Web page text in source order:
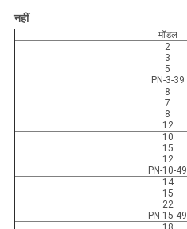
नहीं
मॉडल
2
3
5
PN-3-39
8
7
8
12
10
15
12
PN-10-49
14
15
22
PN-15-49